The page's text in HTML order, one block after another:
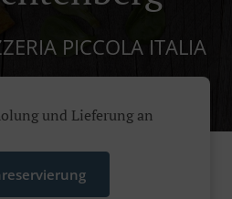
PICCOLA ITALIA
und Lieferung an